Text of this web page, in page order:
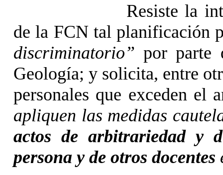
Resiste la
de la FCN tal planificación
discriminatorio”por parte
Geología; y solicita, entre
personales que exceden
apliquen las medidas
actos de arbitrariedad y
persona y de otros docentes